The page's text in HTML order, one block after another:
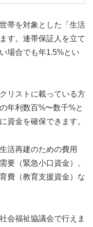
帯を対象とした「生活
す。連帯保証人を立て
場合でも年1.5%とい
リストに載っている方
年利数百%〜数千%と
資金を確保できます。
活再建のための費用
要（緊急小口資金）、
費（教育支援資金）な
会福祉協議会で行えま